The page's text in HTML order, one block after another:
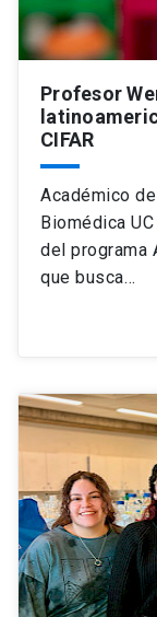
Profesor
CIFAR
Académico
Biomédica
del programa
que busca…